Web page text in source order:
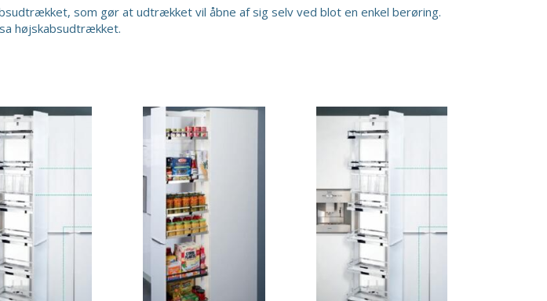
som gør at udtrækket vil åbne af sig selv ved blot en enkel berøring.
højskabsudtrækket.